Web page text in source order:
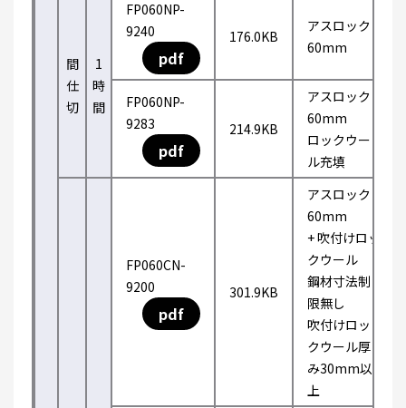
間
仕
切
1
時
間
FP060NP-
9240
pdf
176.0KB
アスロック
60mm
FP060NP-
9283
pdf
214.9KB
アスロック
60mm
ロックウー
ル充填
FP060CN-
9200
pdf
301.9KB
アスロック
60mm
+ 吹付けロッ
クウール
鋼材寸法制
限無し
吹付けロッ
クウール厚
み30mm以
上